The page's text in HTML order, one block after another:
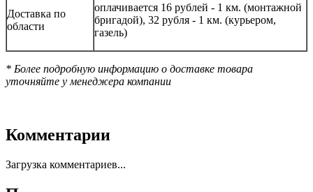
Доставка по
области
оплачивается 16 рублей - 1 км. (монтажной
бригадой), 32 рубля - 1 км. (курьером,
газель)
* Более подробную информацию о доставке товара
уточняйте у менеджера компании
Комментарии
Загрузка комментариев...